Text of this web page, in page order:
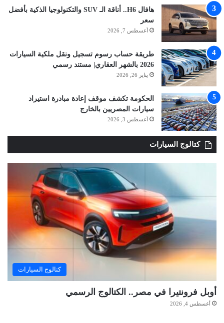
هافال H6.. أناقة الـ SUV والتكنولوجيا الذكية بأفضل
سعر
أغسطس 7, 2026
طريقة حساب رسوم تسجيل ونقل ملكية السيارات
2026 بالشهر العقاري| مستند رسمي
يناير 26, 2026
الحكومة تكشف موقف إعادة مبادرة استيراد
سيارات المصريين بالخارج
أغسطس 3, 2026
كتالوج السيارات
كتالوج السيارات
أوبل فرونتيرا في مصر.. الكتالوج الرسمي
أغسطس 4, 2026